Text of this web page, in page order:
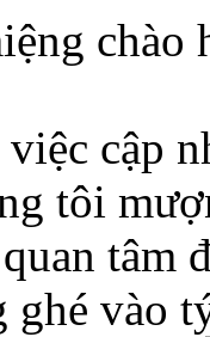
cập
tôi
tâm
ghé vào